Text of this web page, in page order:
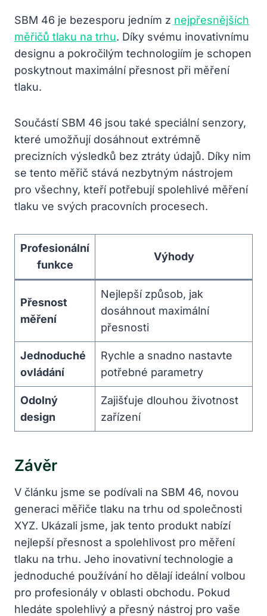
SBM 46 je bezesporu jedním z nejpřesnějších
měřičů tlaku na trhu. Díky svému inovativnímu
designu a pokročilým technologiím je schopen
poskytnout maximální přesnost při měření
tlaku.
Součástí SBM 46 jsou také speciální senzory,
které umožňují dosáhnout extrémně
precizních výsledků bez ztráty údajů. Díky nim
se tento měřič stává nezbytným nástrojem
pro všechny, kteří potřebují spolehlivé měření
tlaku ve svých pracovních procesech.
Profesionální
funkce
Výhody
Přesnost
měření
Nejlepší způsob, jak
dosáhnout maximální
přesnosti
Jednoduché
ovládání
Rychle a snadno nastavte
potřebné parametry
Odolný
design
Zajišťuje dlouhou životnost
zařízení
Závěr
V článku jsme se podívali na SBM 46, novou
generaci měřiče tlaku na trhu od společnosti
XYZ. Ukázali jsme, jak tento produkt nabízí
nejlepší přesnost a spolehlivost pro měření
tlaku na trhu. Jeho inovativní technologie a
jednoduché používání ho dělají ideální volbou
pro profesionály v oblasti obchodu. Pokud
hledáte spolehlivý a přesný nástroj pro vaše